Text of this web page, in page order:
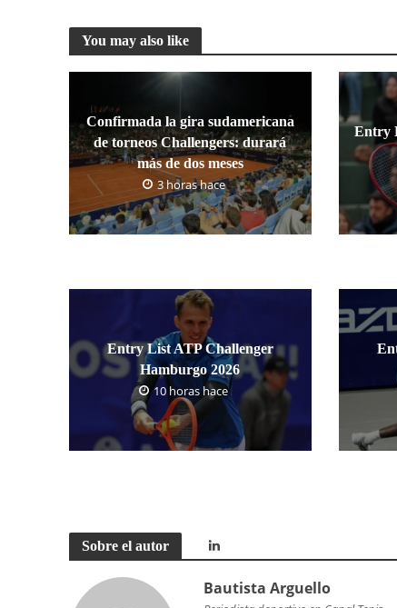
You may also like
Confirmada la gira sudamericana
de torneos Challengers: durará
más de dos meses
3 horas hace
Entry
Entry List ATP Challenger
Hamburgo 2026
10 horas hace
Sobre el autor
Bautista Arguello